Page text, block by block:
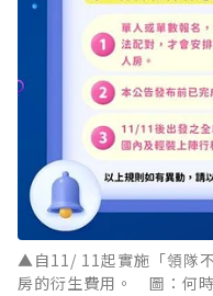
▲自11/ 11起實施「領隊
房的衍生費用。 圖：何